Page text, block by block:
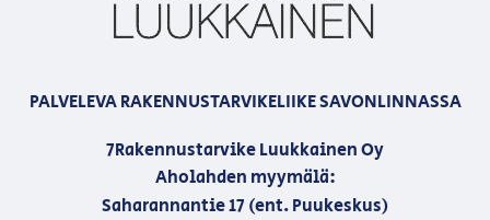
PALVELEVA RAKENNUSTARVIKELIIKE SAVONLINNASSA
7Rakennustarvike Luukkainen Oy
Aholahden myymälä:
Saharannantie 17 (ent. Puukeskus)